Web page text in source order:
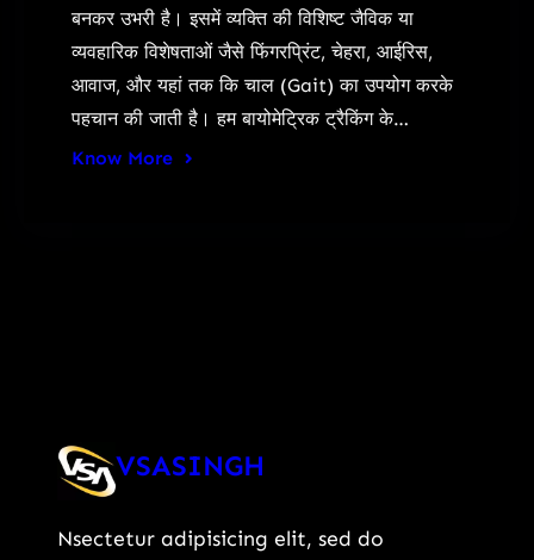
बनकर उभरी है। इसमें व्यक्ति की विशिष्ट जैविक या
व्यवहारिक विशेषताओं जैसे फिंगरप्रिंट, चेहरा, आईरिस,
आवाज, और यहां तक कि चाल (Gait) का उपयोग करके
पहचान की जाती है। हम बायोमेट्रिक ट्रैकिंग के…
Know More
VSASINGH
Nsectetur adipisicing elit, sed do